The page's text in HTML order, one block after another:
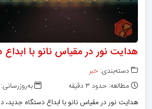
هدایت نور در مقیاس نانو با
دسته‌بندی: خبر
مطالعه: حدود ۳ دقیقه
به‌روزرسانی: ۱۳۹۸/۱۱/۲۸
هدایت نور در مقیاس نانو با ابداع دستگاه جدید،